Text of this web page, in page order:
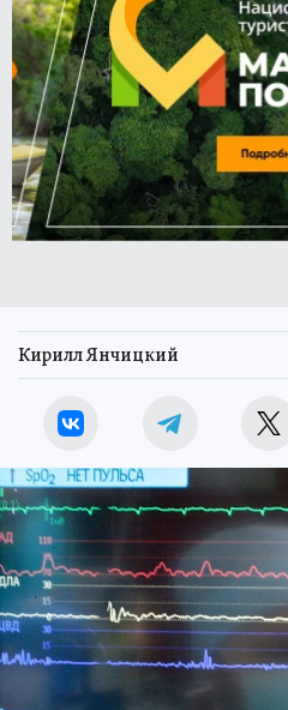
Кирилл Янчицкий